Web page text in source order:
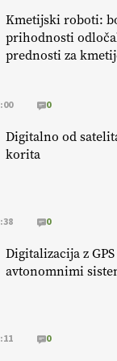
]
Na kmetiji Polone
zrasla v uspešno
pridelava odlična
t.co/XAe9EbeAbK
kmetij
#IMCAP #CAP
Kmetijski roboti:
prihodnosti
prednosti za
0
Digitalno od
korita
0
Digitalizacija z
avtonomnimi
0